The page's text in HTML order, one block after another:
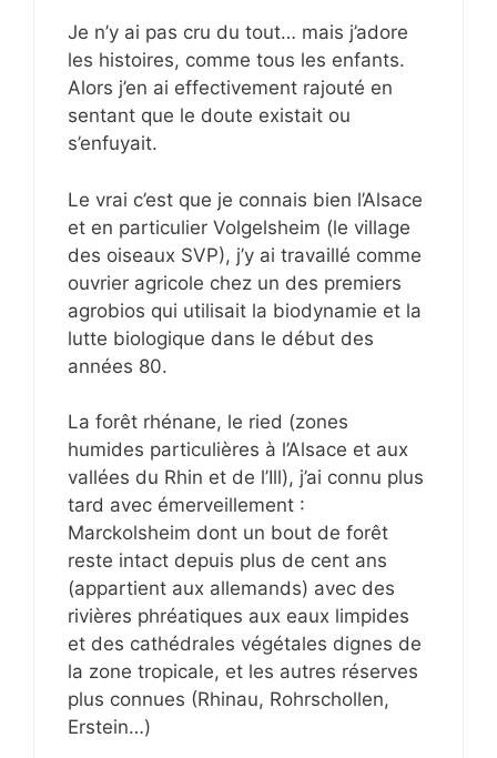
Je n’y ai pas cru du tout… mais j’adore
les histoires, comme tous les enfants.
Alors j’en ai effectivement rajouté en
sentant que le doute existait ou
s’enfuyait.
Le vrai c’est que je connais bien l’Alsace
et en particulier Volgelsheim (le village
des oiseaux SVP), j’y ai travaillé comme
ouvrier agricole chez un des premiers
agrobios qui utilisait la biodynamie et la
lutte biologique dans le début des
années 80.
La forêt rhénane, le ried (zones
humides particulières à l’Alsace et aux
vallées du Rhin et de l’Ill), j’ai connu plus
tard avec émerveillement :
Marckolsheim dont un bout de forêt
reste intact depuis plus de cent ans
(appartient aux allemands) avec des
rivières phréatiques aux eaux limpides
et des cathédrales végétales dignes de
la zone tropicale, et les autres réserves
plus connues (Rhinau, Rohrschollen,
Erstein…)